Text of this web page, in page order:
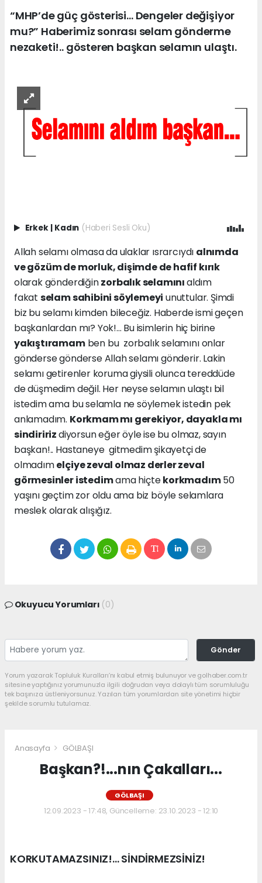
“MHP’de güç gösterisi… Dengeler değişiyor
mu?” Haberimiz sonrası selam gönderme
nezaketi!.. gösteren başkan selamın ulaştı.
Erkek Kadın (Haberi Sesli Oku)
Allah selamı olmasa da ulaklar ısrarcıydı alnımda
ve gözüm de morluk, dişimde de hafif kırık
olarak gönderdiğinzorbalık selamınıaldım
fakat selam sahibini söylemeyi unuttular. Şimdi
biz bu selamı kimden bileceğiz. Haberde ismi geçen
başkanlardan mı? Yok!... Bu isimlerin hiç birine
yakıştıramamben bu zorbalık selamını onlar
gönderse gönderse Allah selamı gönderir. Lakin
selamı getirenler koruma giysili olunca tereddüde
de düşmedim değil. Her neyse selamın ulaştı bil
istedim ama bu selamla ne söylemek istedin pek
anlamadım. Korkmam mı gerekiyor, dayakla mı
sindiririzdiyorsun eğer öyle ise bu olmaz, sayın
başkan!.. Hastaneye gitmedim şikayetçi de
olmadımelçiye zeval olmaz derler zeval
görmesinler istedimama hiçtekorkmadım50
yaşını geçtim zor oldu ama biz böyle selamlara
meslek olarak alışığız.
Okuyucu Yorumları (0)
Gönder
Yorum yazarak Topluluk Kuralları’nı kabul etmiş bulunuyor ve golhaber.com.tr
sitesine yaptığınız yorumunuzla ilgili doğrudan veya dolaylı tüm sorumluluğu
tek başınıza üstleniyorsunuz. Yazılan tüm yorumlardan site yönetimi hiçbir
şekilde sorumlu tutulamaz.
Anasayfa GÖLBAŞI
Başkan?!...nın Çakalları...
GÖLBAŞI
12.09.2023 - 17:48, Güncelleme: 23.10.2023 - 12:10
KORKUTAMAZSINIZ!... SİNDİRMEZSİNİZ!